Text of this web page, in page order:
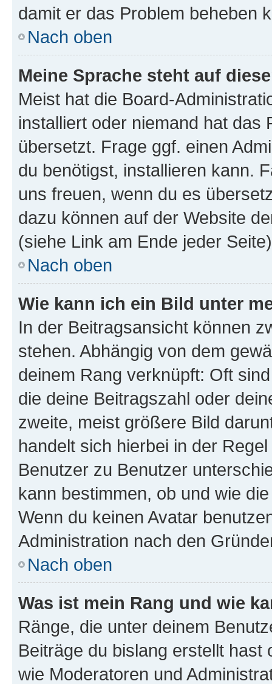
damit er das Problem beheben
Nach oben
Meine Sprache steht auf
Meist hat die Board-
installiert oder niemand hat das
übersetzt. Frage ggf. einen
du benötigst, installieren kann.
uns freuen, wenn du es
dazu können auf der Website
(siehe Link am Ende jeder
Nach oben
Wie kann ich ein Bild unter
In der Beitragsansicht können
stehen. Abhängig von dem
deinem Rang verknüpft: Oft
die deine Beitragszahl oder
zweite, meist größere Bild
handelt sich hierbei in der
Benutzer zu Benutzer
kann bestimmen, ob und wie
Wenn du keinen Avatar
Administration nach den
Nach oben
Was ist mein Rang und wie
Ränge, die unter deinem
Beiträge du bislang erstellt
wie Moderatoren und